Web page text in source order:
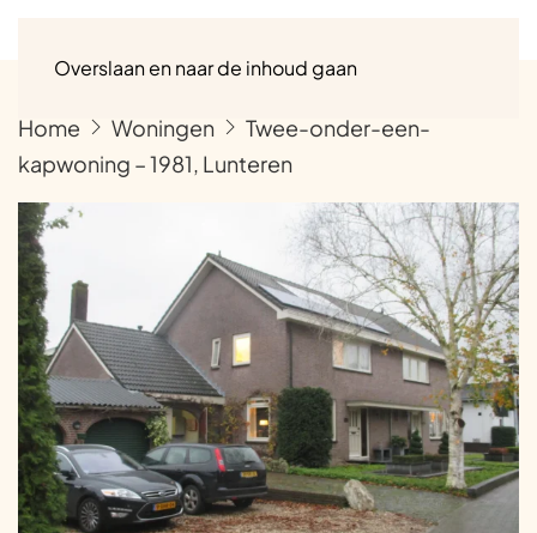
Overslaan en naar de inhoud gaan
Home Woningen
Twee-onder-een-
kapwoning – 1981, Lunteren